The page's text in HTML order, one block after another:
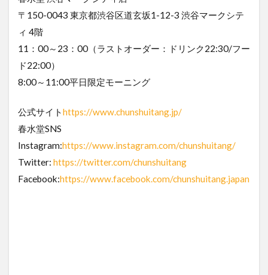
〒150-0043 東京都渋谷区道玄坂1-12-3 渋谷マークシテ
ィ 4階
11：00～23：00（ラストオーダー：ドリンク22:30/フー
ド22:00）
8:00～11:00平日限定モーニング
公式サイトhttps://www.chunshuitang.jp/
春水堂SNS
Instagram:https://www.instagram.com/chunshuitang/
Twitter: https://twitter.com/chunshuitang
Facebook:https://www.facebook.com/chunshuitang.japan